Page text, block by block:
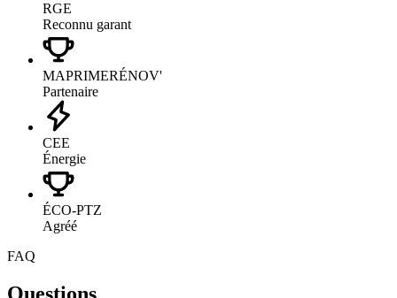
RGE
Reconnu garant
MAPRIMERÉNOV'
Partenaire
CEE
Énergie
ÉCO-PTZ
Agréé
FAQ